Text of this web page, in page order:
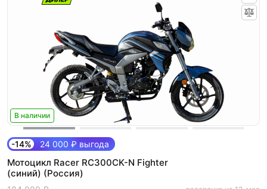
В наличии
-14% 24 000 ₽ выгода
Мотоцикл Racer RC300CK-N Fighter
(синий) (Россия)